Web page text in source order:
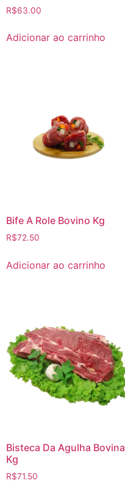
R$63.00
Adicionar ao carrinho
Bife A Role Bovino Kg
R$72.50
Adicionar ao carrinho
Bisteca Da Agulha Bovina
Kg
R$71.50